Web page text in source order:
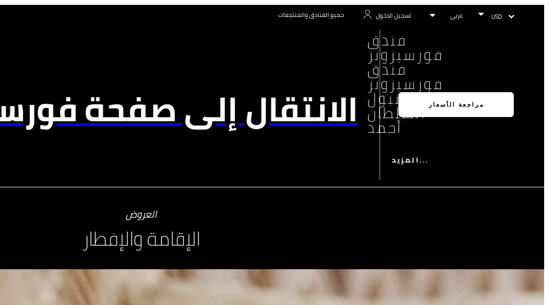
جميع الفنادق والمنتجعات تسجيل الدخول
الانتقال إلى صفحة
فندق
فورسيزونز
فندق
فورسيزونز
إسطنبول
السلطان
أحمد
المزيد...
مراجعة الأسعار
العروض
الإقامة والإفطار